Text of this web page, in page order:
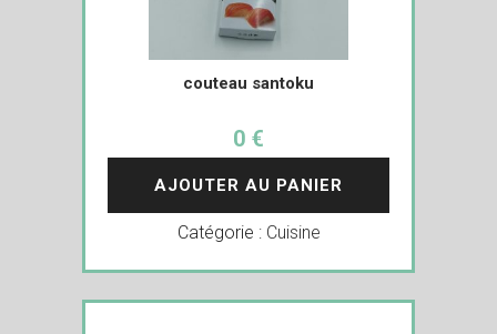
couteau santoku
0 €
AJOUTER AU PANIER
Catégorie : Cuisine